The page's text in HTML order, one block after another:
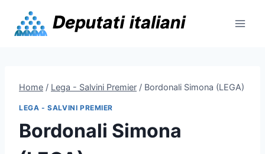
content
Home / Lega - Salvini Premier / Bordonali Simona (LEGA)
LEGA - SALVINI PREMIER
Bordonali Simona